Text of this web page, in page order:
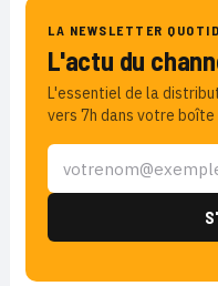
LA NEWSLETTER
L'actu du
L'essentiel de la
vers 7h dans votre boîte